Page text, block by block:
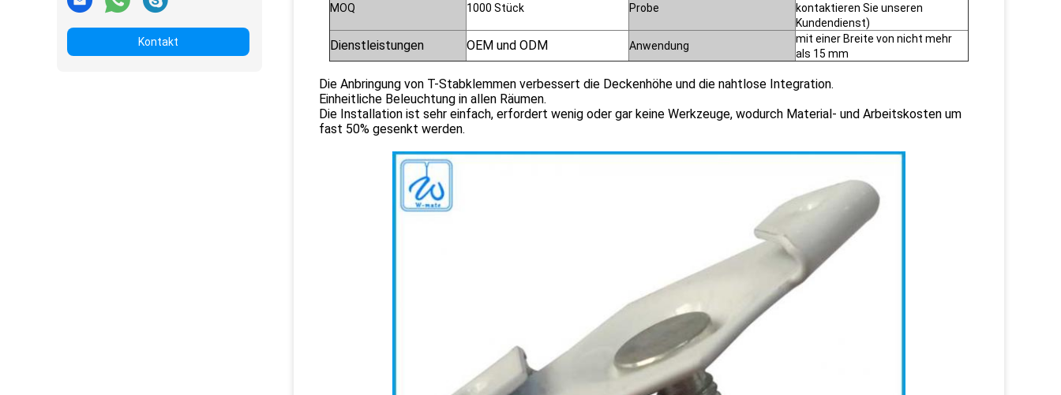
Kontakt
MOQ 1000 Stück Probe
kontaktieren Sie unseren
Kundendienst)
Dienstleistungen OEM und ODM Anwendung
mit einer Breite von nicht mehr
als 15 mm
Die Anbringung von T-Stabklemmen verbessert die Deckenhöhe und die nahtlose Integration.
Einheitliche Beleuchtung in allen Räumen.
Die Installation ist sehr einfach, erfordert wenig oder gar keine Werkzeuge, wodurch Material- und Arbeitskosten um
fast 50% gesenkt werden.